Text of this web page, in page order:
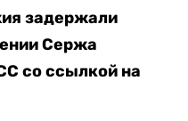
задержали
Сержа
со ссылкой на